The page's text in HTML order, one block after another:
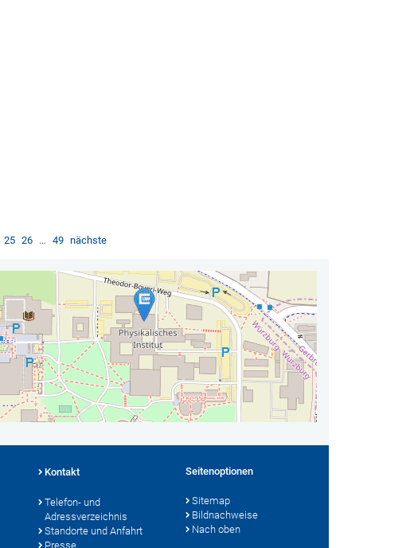
25 26 … 49 nächste
Kontakt
Telefon- und
Adressverzeichnis
Standorte und Anfahrt
Presse
Seitenoptionen
Sitemap
Bildnachweise
Nach oben